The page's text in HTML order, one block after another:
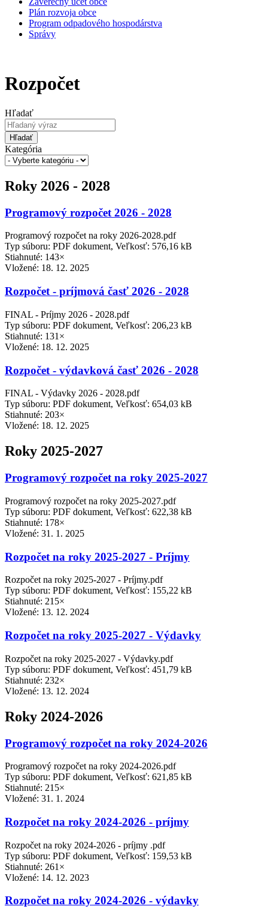
Plán rozvoja obce
Program odpadového hospodárstva
Správy
Rozpočet
Hľadať
Hľadať
Kategória
Roky 2026 - 2028
Programový rozpočet 2026 - 2028
Programový rozpočet na roky 2026-2028.pdf
Typ súboru: PDF dokument, Veľkosť: 576,16 kB
Stiahnuté: 143×
Vložené: 18. 12. 2025
Rozpočet - príjmová časť 2026 - 2028
FINAL - Príjmy 2026 - 2028.pdf
Typ súboru: PDF dokument, Veľkosť: 206,23 kB
Stiahnuté: 131×
Vložené: 18. 12. 2025
Rozpočet - výdavková časť 2026 - 2028
FINAL - Výdavky 2026 - 2028.pdf
Typ súboru: PDF dokument, Veľkosť: 654,03 kB
Stiahnuté: 203×
Vložené: 18. 12. 2025
Roky 2025-2027
Programový rozpočet na roky 2025-2027
Programový rozpočet na roky 2025-2027.pdf
Typ súboru: PDF dokument, Veľkosť: 622,38 kB
Stiahnuté: 178×
Vložené: 31. 1. 2025
Rozpočet na roky 2025-2027 - Príjmy
Rozpočet na roky 2025-2027 - Príjmy.pdf
Typ súboru: PDF dokument, Veľkosť: 155,22 kB
Stiahnuté: 215×
Vložené: 13. 12. 2024
Rozpočet na roky 2025-2027 - Výdavky
Rozpočet na roky 2025-2027 - Výdavky.pdf
Typ súboru: PDF dokument, Veľkosť: 451,79 kB
Stiahnuté: 232×
Vložené: 13. 12. 2024
Roky 2024-2026
Programový rozpočet na roky 2024-2026
Programový rozpočet na roky 2024-2026.pdf
Typ súboru: PDF dokument, Veľkosť: 621,85 kB
Stiahnuté: 215×
Vložené: 31. 1. 2024
Rozpočet na roky 2024-2026 - príjmy
Rozpočet na roky 2024-2026 - príjmy .pdf
Typ súboru: PDF dokument, Veľkosť: 159,53 kB
Stiahnuté: 261×
Vložené: 14. 12. 2023
Rozpočet na roky 2024-2026 - výdavky